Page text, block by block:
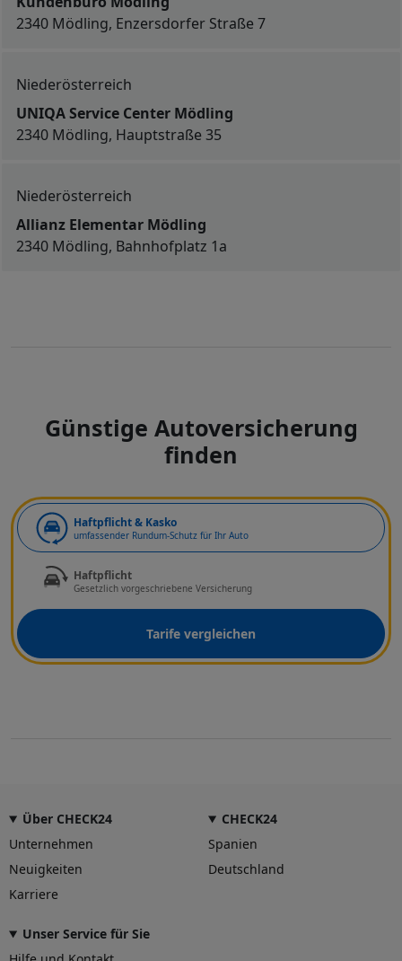
2340 Mödling, Enzersdorfer Straße 7
Niederösterreich
UNIQA Service Center Mödling
2340 Mödling, Hauptstraße 35
Niederösterreich
Allianz Elementar Mödling
2340 Mödling, Bahnhofplatz 1a
Günstige Autoversicherung
finden
Haftpflicht & Kasko
umfassender Rundum-Schutz für Ihr Auto
Haftpflicht
Gesetzlich vorgeschriebene Versicherung
Tarife vergleichen
Über CHECK24
Unternehmen
Neuigkeiten
Karriere
CHECK24
Spanien
Deutschland
Unser Service für Sie